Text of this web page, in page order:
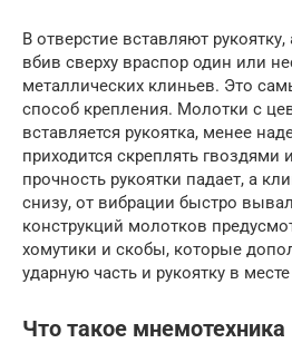
В отверстие вставляют
вбив сверху враспор один или
металлических клиньев. Это
способ крепления. Молотки с
вставляется рукоятка, менее
приходится скреплять гвоздями
прочность рукоятки падает, а
снизу, от вибрации быстро
конструкций молотков
хомутики и скобы, которые
ударную часть и рукоятку в
Что такое мнемотехника